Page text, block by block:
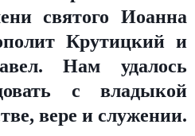
святого Иоанна
Крутицкий и
Нам удалось
с владыкой
вере и служении.